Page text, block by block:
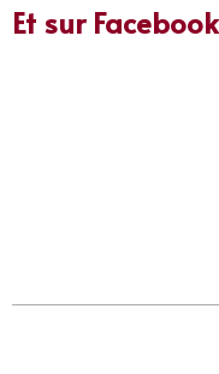
Et sur Facebook